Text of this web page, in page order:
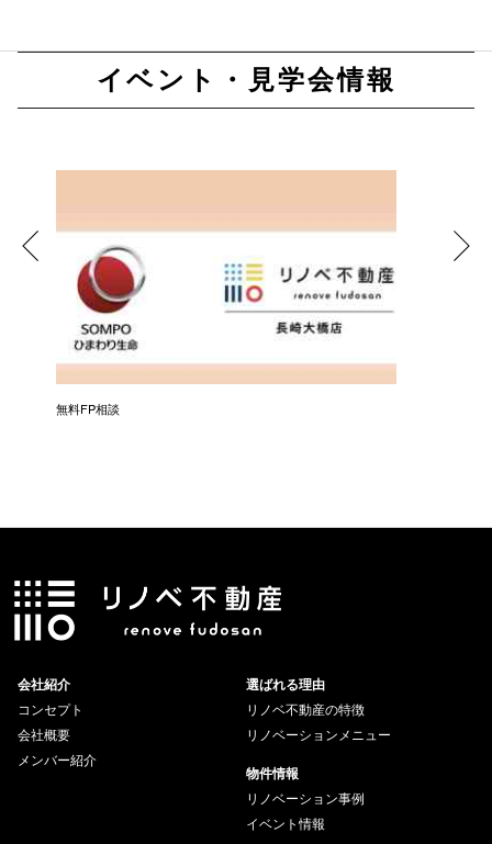
イベント・見学会情報
無料FP相談
会社紹介
コンセプト
会社概要
メンバー紹介
選ばれる理由
リノベ不動産の特徴
リノベーションメニュー
物件情報
リノベーション事例
イベント情報